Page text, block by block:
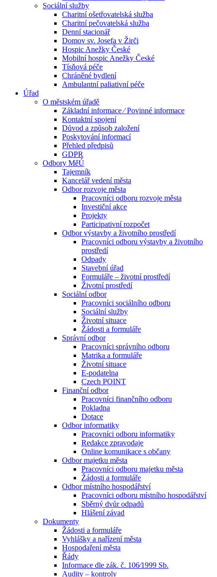
Sociální služby
Charitní ošetřovatelská služba
Charitní pečovatelská služba
Denní stacionář
Domov sv. Josefa v Žirči
Hospic Anežky České
Mobilní hospic Anežky České
Tísňová péče
Chráněné bydlení
Ambulantní paliativní péče
Úřad
O městském úřadě
Základní informace ⁄ Povinné informace
Kontaktní spojení
Důvod a způsob založení
Poskytování informací
Přehled předpisů
GDPR
Odbory MěÚ
Tajemník
Kancelář vedení města
Odbor rozvoje města
Pracovníci odboru rozvoje města
Investiční akce
Projekty
Participativní rozpočet
Odbor výstavby a životního prostředí
Pracovníci odboru výstavby a životního
prostředí
Odpady
Stavební úřad
Formuláře – životní prostředí
Životní prostředí
Sociální odbor
Pracovníci sociálního odboru
Sociální služby
Životní situace
Žádosti a formuláře
Správní odbor
Pracovníci správního odboru
Matrika a formuláře
Životní situace
E-podatelna
Czech POINT
Finanční odbor
Pracovníci finančního odboru
Pokladna
Dotace
Odbor informatiky
Pracovníci odboru informatiky
Redakce zpravodaje
Online komunikace s občany
Odbor majetku města
Pracovníci odboru majetku města
Žádosti a formuláře
Odbor místního hospodářství
Pracovníci odboru místního hospodářství
Sběrný dvůr odpadů
Hlášení závad
Dokumenty
Žádosti a formuláře
Vyhlášky a nařízení města
Hospodaření města
Řády
Informace dle zák. č. 106⁄1999 Sb.
Audity – kontroly